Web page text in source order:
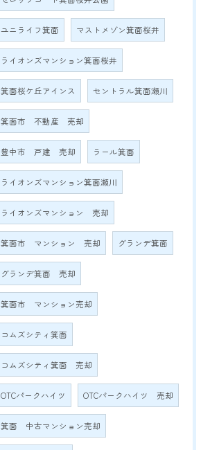
ユニライフ箕面 マストメゾン箕面桜井
ライオンズマンション箕面桜井
箕面桜ケ丘アインス セントラル箕面瀬川
箕面市 不動産 売却
豊中市 戸建 売却 ラール箕面
ライオンズマンション箕面瀬川
ライオンズマンション 売却
箕面市 マンション 売却 グランデ箕面
グランデ箕面 売却
箕面市 マンション売却
コムズシティ箕面
コムズシティ箕面 売却
OTCパークハイツ OTCパークハイツ 売却
箕面 中古マンション売却